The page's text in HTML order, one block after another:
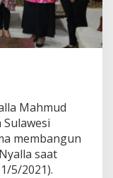
Mahmud
membangun
saat
5/2021).